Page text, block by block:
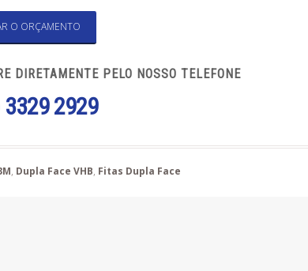
O ORÇAMENTO
DIRETAMENTE PELO NOSSO TELEFONE
2929
, Dupla Face VHB, Fitas Dupla Face